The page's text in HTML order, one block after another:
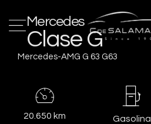
Mercedes
Clase G
Mercedes-AMG G 63 G63
20.650 km Gasolina